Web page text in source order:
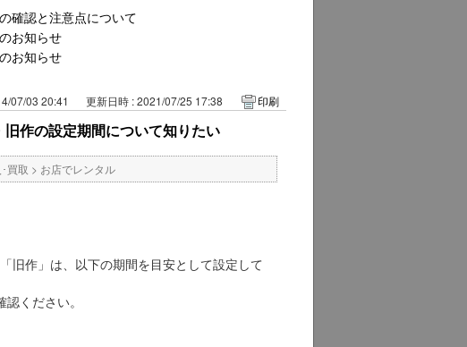
確認と注意点について
お知らせ
お知らせ
07/03 20:41 更新日時 : 2021/07/25 17:38 印刷
作の設定期間について知りたい
買取 > お店でレンタル
旧作」は、以下の期間を目安として設定して
ください。